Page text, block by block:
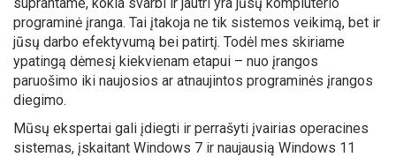
programinė įranga. Tai įtakoja ne tik sistemos veikimą, bet ir
jūsų darbo efektyvumą bei patirtį. Todėl mes skiriame
ypatingą dėmesį kiekvienam etapui – nuo įrangos
paruošimo iki naujosios ar atnaujintos programinės įrangos
diegimo.
Mūsų ekspertai gali įdiegti ir perrašyti įvairias operacines
sistemas, įskaitant Windows 7 ir naujausią Windows 11